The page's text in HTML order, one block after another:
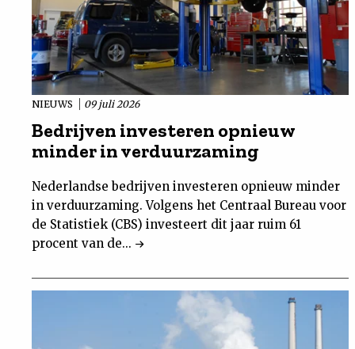
NIEUWS 09 juli 2026
Bedrijven investeren opnieuw
minder in verduurzaming
Nederlandse bedrijven investeren opnieuw minder
in verduurzaming. Volgens het Centraal Bureau voor
de Statistiek (CBS) investeert dit jaar ruim 61
procent van de...